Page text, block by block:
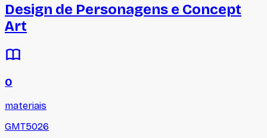
Design de Personagens e Concept
Art
0
materiais
GMT5026